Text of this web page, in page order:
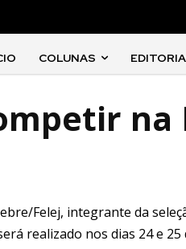
COLUNAS
na
Felej, integrante da
realizado nos dias 24 e 25